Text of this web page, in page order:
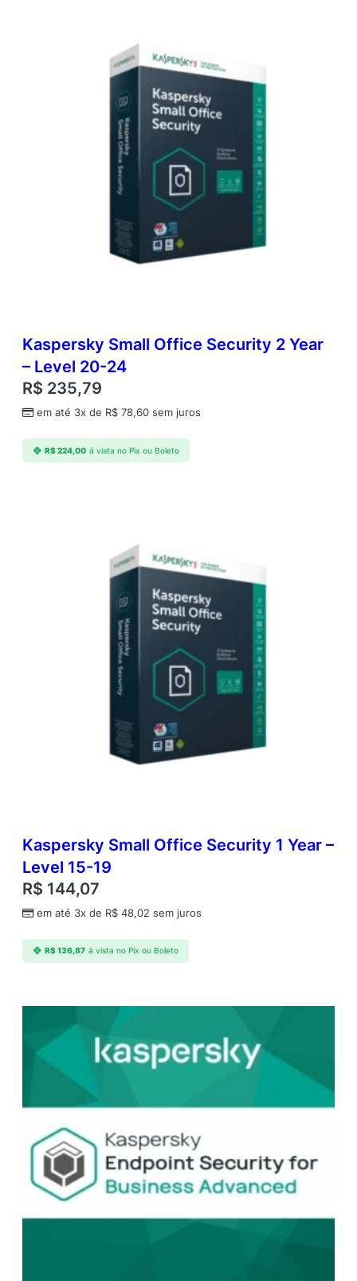
Kaspersky Small Office Security 2 Year
– Level 20-24
R$ 235,79
em até 3x de R$ 78,60 sem juros
R$224,00 à vista no Pix ou Boleto
Kaspersky Small Office Security 1 Year –
Level 15-19
R$ 144,07
em até 3x de R$ 48,02 sem juros
R$136,87 à vista no Pix ou Boleto